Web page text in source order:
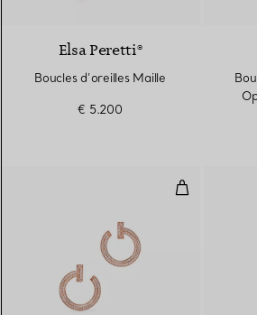
Elsa Peretti®
Boucles d’oreilles Maille
€ 5.200
Boucles